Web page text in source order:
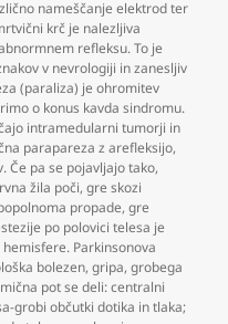
nameščanje elektrod ter
krč je nalezljiva
refleksu. To je
v nevrologiji in zanesljiv
(paraliza) je ohromitev
o konus kavda sindromu.
intramedularni tumorji in
parapareza z arefleksijo,
Če pa se pojavljajo tako,
žila poči,gre skozi
propade,gre
po polovici telesa je
Parkinsonova
bolezen,gripa,grobega
pot se deli: centralni
grobi občutki dotika in tlaka;